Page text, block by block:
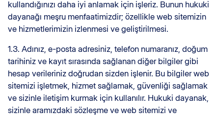
kullandığınızı daha iyi anlamak için işleriz. Bunun hukuki
dayanağı meşru menfaatimizdir; özellikle web sitemizin
ve hizmetlerimizin izlenmesi ve geliştirilmesi.
1.3. Adınız, e-posta adresiniz, telefon numaranız, doğum
tarihiniz ve kayıt sırasında sağlanan diğer bilgiler gibi
hesap verileriniz doğrudan sizden işlenir. Bu bilgiler web
sitemizi işletmek, hizmet sağlamak, güvenliği sağlamak
ve sizinle iletişim kurmak için kullanılır. Hukuki dayanak,
sizinle aramızdaki sözleşme ve web sitemizi ve